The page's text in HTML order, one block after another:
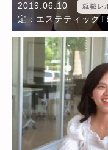
2019.06.10 就職レ
定：エステティック